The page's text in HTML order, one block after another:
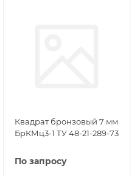
Квадрат бронзовый 7 мм
БрКМц3-1 ТУ 48-21-289-73
По запросу